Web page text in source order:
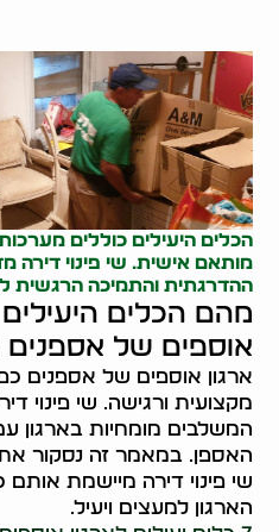
הכלים היעילים כוללים מערכות
מותאם אישית. שי פינוי דירה
ההדרגתית והתמיכה הרגשית
מהם הכלים היעילים
אוספים של אספנים
ארגון אוספים של אספנים
המשלבים מומחיות בארגון
האספן. במאמר זה נסקור
שי פינוי דירה מיישמת
הארגון למעצים ויעיל.